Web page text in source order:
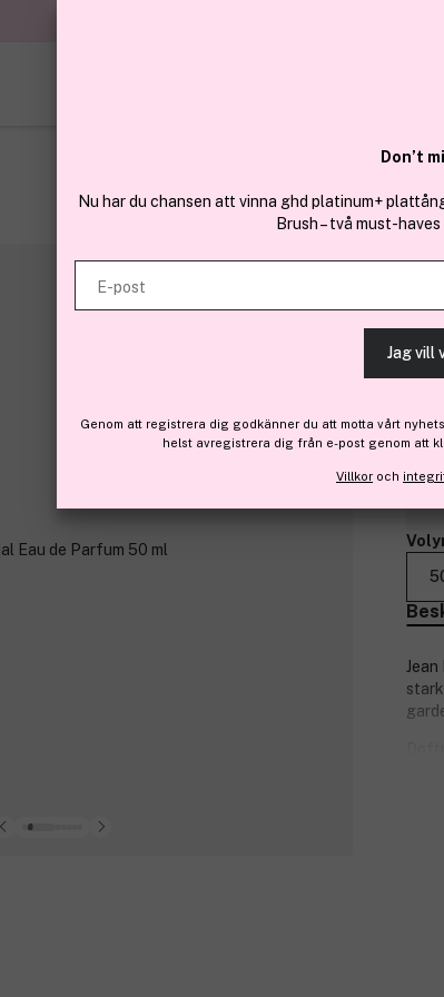
1
Don’t
Nu har du chansen att vinna ghd platinum+
Brush – två must-
E-post
Jag vill
Genom att registrera dig godkänner du att motta vårt
helst avregistrera dig från e-post genom att
Villkor och